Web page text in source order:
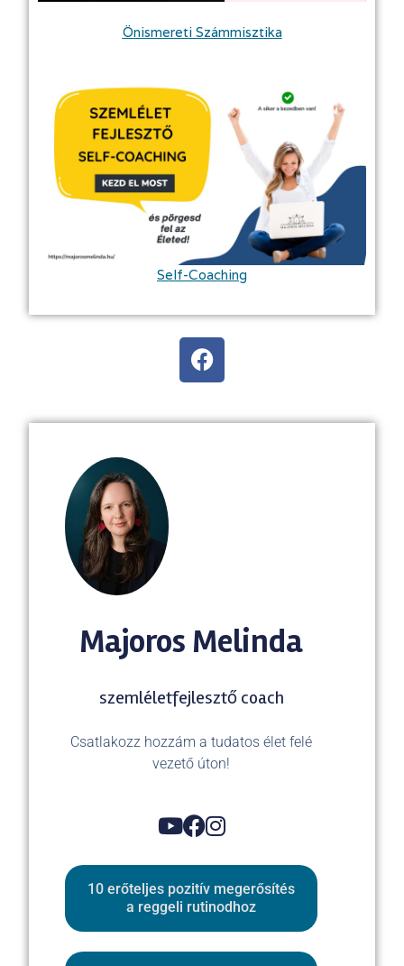
Önismereti Számmisztika
Self-Coaching
Majoros Melinda
szemléletfejlesztő coach
Csatlakozz hozzám a tudatos élet felé
vezető úton!
10 erőteljes pozitív megerősítés
a reggeli rutinodhoz